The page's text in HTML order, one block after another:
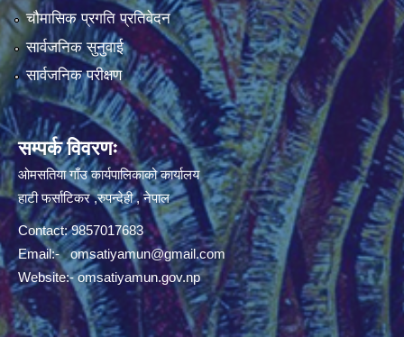
चौमासिक प्रगति प्रतिवेदन
सार्वजनिक सुनुवाई
सार्वजनिक परीक्षण
सम्पर्क विवरणः
ओमसतिया गाँउ कार्यपालिकाको कार्यालय
हाटी फर्साटिकर ,रुपन्देही , नेपाल
Contact: 9857017683
Email:-omsatiyamun@gmail.com
Website:- omsatiyamun.gov.np